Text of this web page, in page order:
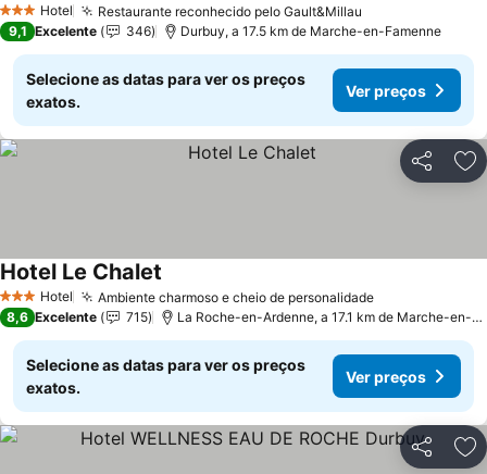
3 EstrelasHotel Restaurante reconhecido pelo Gault&Millau
9,1 Excelente 346 Durbuy, a 17.5 km de Marche-en-Famenne
Selecione as datas para ver os preços
exatos.
Ver preços
Partilhar
3 EstrelasHotel Ambiente charmoso e cheio de personalidade
Hotel Le Chalet
8,6 Excelente 715 La Roche-en-Ardenne, a 17.1 km de Marche-en-Famenne
Selecione as datas para ver os preços
exatos.
Ver preços
Partilhar